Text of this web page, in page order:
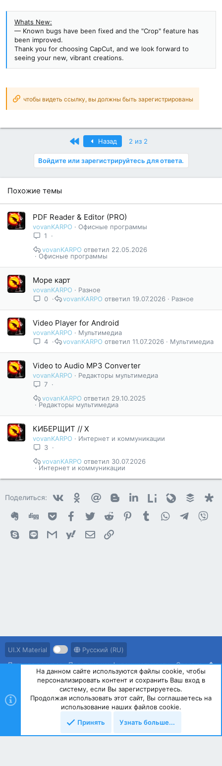
Whats New:
— Known bugs have been fixed and the "Crop" feature has
been improved.
Thank you for choosing CapCut, and we look forward to
seeing your new, vibrant creations.
чтобы видеть ссылку, вы должны быть зарегистрированы
ПервыйНазад 2 из 2
Войдите или зарегистрируйтесь для ответа.
Похожие темы
PDF Reader & Editor (PRO)
vovanKARPO
Офисные программы
1
Офисные программы
22.05.2026
vovanKARPO
Море карт
vovanKARPO
Разное
0
Разное
19.07.2026
vovanKARPO
Video Player for Android
vovanKARPO
Мультимедиа
4
Мультимедиа
11.07.2026
vovanKARPO
Video to Audio MP3 Converter
vovanKARPO
Редакторы мультимедиа
7
Редакторы мультимедиа
29.10.2025
vovanKARPO
КИБЕРЩИТ // X
vovanKARPO
Интернет и коммуникации
3
Интернет и коммуникации
30.07.2026
vovanKARPO
Поделиться: VkontakteOdnoklassniki
Mail.ru Blogger LinkedinLiveinternet
Livejournal
Buffer
EvernoteDigg GetpocketFacebook
Twitter Reddit PinterestTumblr WhatsAppTelegram
Skype Line GmailyahoomailЭлектронная почта
UI.X Material
Русский (RU)
Правила ресурса
Политика конфиденциальности Справка
Community platform by XenForo © 2010-2023 XenForo Ltd.
На данном сайте используются файлы cookie, чтобы
персонализировать контент и сохранить Ваш вход в
систему, если Вы зарегистрируетесь.
Продолжая использовать этот сайт, Вы соглашаетесь на
использование наших файлов cookie.
Принять
Узнать больше...